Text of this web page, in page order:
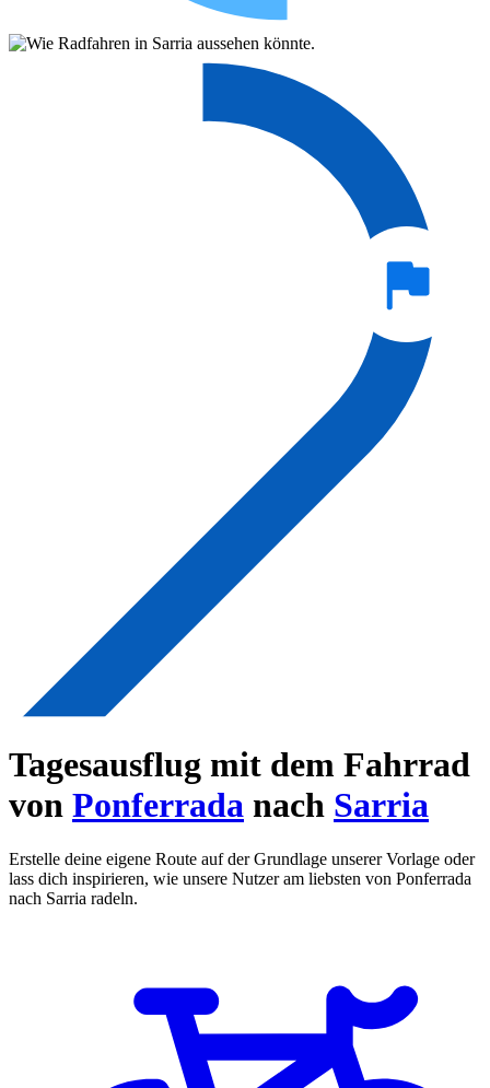
Tagesausflug mit dem Fahrrad
von Ponferrada nach Sarria
Erstelle deine eigene Route auf der Grundlage unserer Vorlage oder
lass dich inspirieren, wie unsere Nutzer am liebsten von Ponferrada
nach Sarria radeln.